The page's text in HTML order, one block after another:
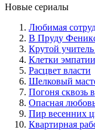
Новые сериалы
Любимая
В Пруду
Крутой
Клетки эмпатии
Расцвет власти
Шелковый
Погоня сквозь
Опасная
Пир весенних
Квартирная